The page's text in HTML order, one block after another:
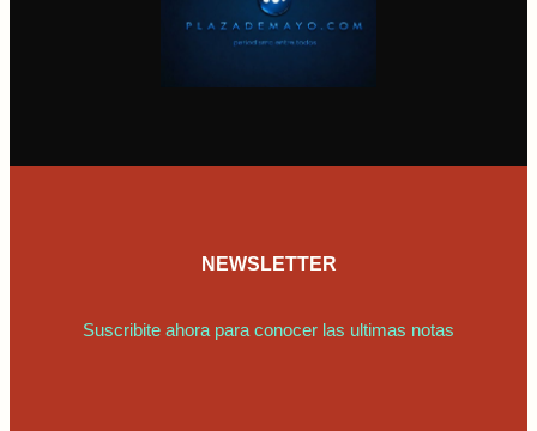
NEWSLETTER
Suscribite ahora para conocer las ultimas notas